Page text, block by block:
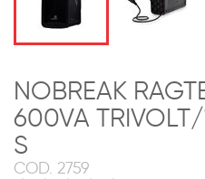
NOBREAK
600VA
S
COD. 2759